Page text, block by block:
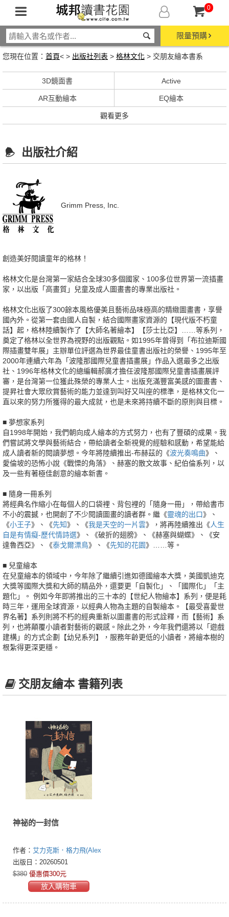
0
限量預購
您現在位置： 首頁< > 出版社列表 > 格林文化 > 交朋友繪本書系
3D鏡面書 Active
AR互動繪本 EQ繪本
觀看更多
出版社介紹
Grimm Press, Inc.
創造美好閱讀童年的格林 ！
格林文化是台灣第一家結合全球30多個國家、100多位世界第一流插畫
家，以出版「高畫質」兒童及成人圖畫書的專業出版社。
格林文化出版了300餘本風格優美且藝術品味極高的精緻圖畫書，享譽
國內外。從第一套由國人自製，結合國際畫家資源的【現代版不朽童
話】起，格林陸續製作了【大師名著繪本】【莎士比亞】……等系列，
奠定了格林以全世界為視野的出版觀點。如1995年曾得到「布拉迪斯國
際插畫雙年展」主辦單位評選為世界最佳童書出版社的榮譽、1995年至
2000年連續六年為「波隆那國際兒童書插畫展」作品入選最多之出版
社、1996年格林文化的總編輯郝廣才擔任波隆那國際兒童書插畫展評
審，是台灣第一位獲此殊榮的專業人士。出版充滿豐富美感的圖畫書、
提昇社會大眾欣賞藝術的能力並達到叫好又叫座的標準，是格林文化一
直以來的努力所獲得的最大成就，也是未來將持續不斷的原則與目標。
■ 夢想家系列
自1998年開始，我們朝向成人繪本的方式努力，也有了豐碩的成果。我
們嘗試將文學與藝術結合，帶給讀者全新視覺的經驗和感動，希望能給
成人讀者新的閱讀夢想。今年將陸續推出-布赫茲的《波光奏鳴曲》、
愛倫坡的恐怖小說《戰慄的角落》、赫塞的散文故事、紀伯倫系列，以
及一些有著極佳創意的繪本新書。
■ 隨身一冊系列
將經典名作縮小在每個人的口袋裡、背包裡的「隨身一冊」，帶給書市
不小的震撼，也開創了不少閱讀圖畫的讀者群。繼《靈魂的出口》、
《小王子》、《先知》、《我是天空的一片雲》，將再陸續推出《人生
自是有情癡-歷代情詩選》、《破折的翅膀》、《赫塞與蝴蝶》、《安
達魯西亞》、《泰戈爾漂鳥》、《先知的花園》……等。
■ 兒童繪本
在兒童繪本的領域中，今年除了繼續引進如德國繪本大獎，美國凱迪克
大獎等國際大獎和大師的精品外，還要更「自製化」、「國際化」「主
題化」。 例如今年即將推出的三十本的【世紀人物繪本】系列，便是耗
時三年，運用全球資源，以經典人物為主題的自製繪本。【最受喜愛世
界名著】系列則將不朽的經典重新以圖畫書的形式詮釋，而【藝術】系
列，也將顛覆小讀者對藝術的觀感。除此之外，今年我們還將以「遊戲
建構」的方式企劃【幼兒系列】，服務年齡更低的小讀者，將繪本樹的
根紮得更深更穩。
交朋友繪本 書籍列表
神祕的一封信
作者： 艾力克斯．格力飛(Alex
G. Griffiths)
出版日：20260501
$380 優惠價300元
放入購物車